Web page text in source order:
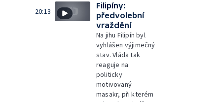
20:13
Filipíny:
předvolební
vraždění
Na jihu Filipín byl
vyhlášen výjimečný
stav. Vláda tak
reaguje na
politicky
motivovaný
masakr, při kterém